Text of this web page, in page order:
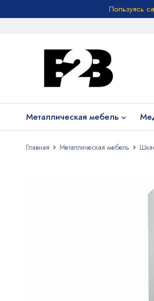
Пользуясь
Металлическая мебель
Главная Металлическая мебель